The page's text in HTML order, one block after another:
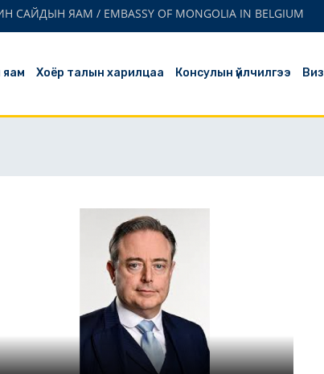
ЯАМ / EMBASSY OF MONGOLIA IN BELGIUM
яам Хоёр талын харилцаа Консулын үйлчилгээ Виз